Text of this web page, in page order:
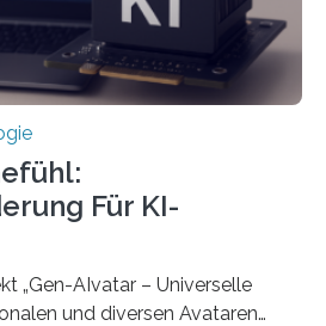
Für KI-
„Gen-AIvatar – Universelle
und diversen Avataren